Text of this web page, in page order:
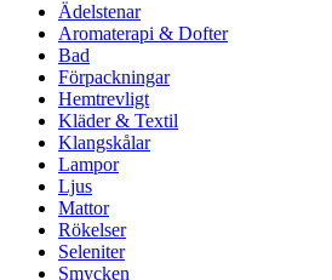
Ädelstenar
Aromaterapi & Dofter
Bad
Förpackningar
Hemtrevligt
Kläder & Textil
Klangskålar
Lampor
Ljus
Mattor
Rökelser
Seleniter
Smycken